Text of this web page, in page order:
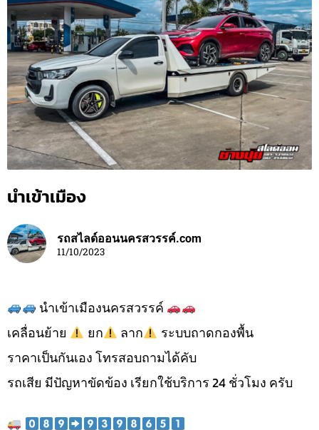
นำเข้าเมือง
รถสไลด์ออนนครสวรรค์.com
11/10/2023
นำเข้าเมืองนครสวรรค์
เคลื่อนย้าย
ยก ลาก
ระบบถาดกองพื้น
ราคาเป็นกันเอง โทรสอบถามได้คับ
รถเสีย มีปัญหาขัดข้อง เรียกใช้บริการ 24 ชั่วโมง ครับ